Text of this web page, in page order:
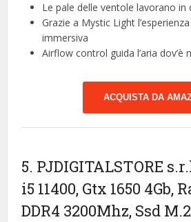
Le pale delle ventole lavorano in
Grazie a Mystic Light
immersiva
Airflow control guida l’aria dov’è
ACQUISTA DA
5. PJDIGITALSTORE
i5 11400, Gtx 1650 4Gb,
DDR4 3200Mhz, Ssd